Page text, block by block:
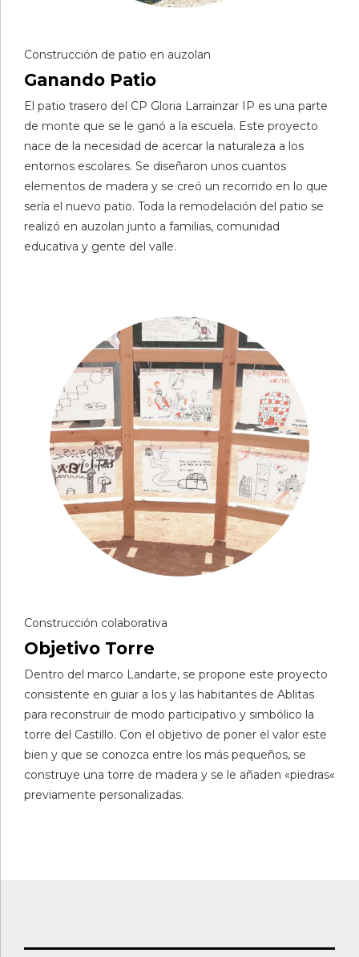
Construcción de patio en auzolan
Ganando Patio
El patio trasero del CP Gloria Larrainzar IP es una parte
de monte que se le ganó a la escuela. Este proyecto
nace de la necesidad de acercar la naturaleza a los
entornos escolares. Se diseñaron unos cuantos
elementos de madera y se creó un recorrido en lo que
sería el nuevo patio. Toda la remodelación del patio se
realizó en auzolan junto a familias, comunidad
educativa y gente del valle.
Construcción colaborativa
Objetivo Torre
Dentro del marco Landarte, se propone este proyecto
consistente en guiar a los y las habitantes de Ablitas
para reconstruir de modo participativo y simbólico la
torre del Castillo. Con el objetivo de poner el valor este
bien y que se conozca entre los más pequeños, se
construye una torre de madera y se le añaden «piedras«
previamente personalizadas.